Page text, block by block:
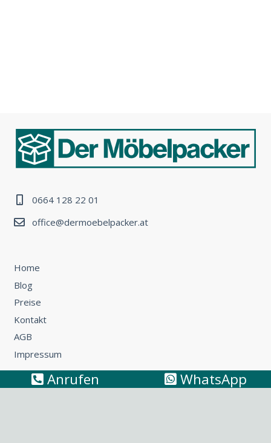
0664 128 22 01
office@dermoebelpacker.at
Home
Blog
Preise
Kontakt
AGB
Impressum
Umzug Wien – Österreich: So können Sie günstig umziehen
Anrufen WhatsApp